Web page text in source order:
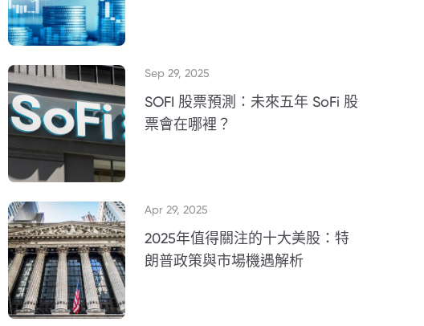
Sep 29, 2025
SOFI 股票預測：未來五年 SoFi 股
票會在哪裡？
Apr 29, 2025
2025年值得關注的十大美股：特
朗普政策與市場機遇解析